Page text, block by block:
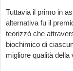
Tuttavia il primo in
alternativa fu il
teorizzò che
biochimico di
migliore qualità della